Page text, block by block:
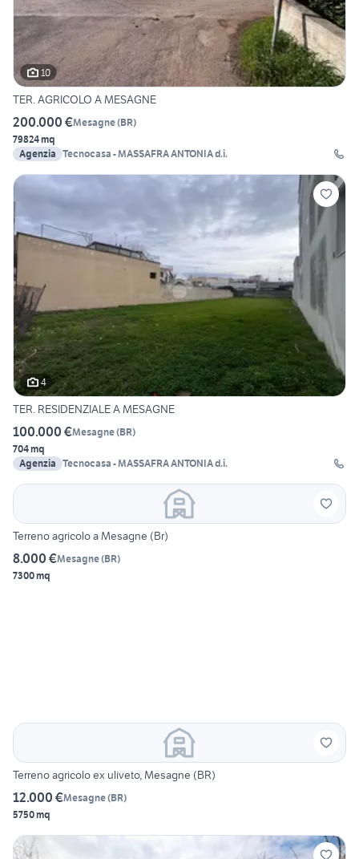
10
TER. AGRICOLO A MESAGNE
200.000 €Mesagne(BR)
79824 mq
Agenzia Tecnocasa - MASSAFRA ANTONIA d.i.
4
TER. RESIDENZIALE A MESAGNE
100.000 €Mesagne(BR)
704 mq
Agenzia Tecnocasa - MASSAFRA ANTONIA d.i.
Terreno agricolo a Mesagne (Br)
8.000 €Mesagne(BR)
7300 mq
Terreno agricolo ex uliveto, Mesagne (BR)
12.000 €Mesagne(BR)
5750 mq